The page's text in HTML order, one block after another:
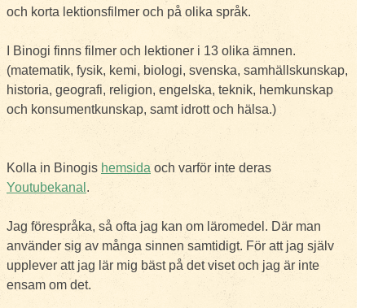
och korta lektionsfilmer och på olika språk.
I Binogi finns filmer och lektioner i 13 olika ämnen.
(matematik, fysik, kemi, biologi, svenska, samhällskunskap,
historia, geografi, religion, engelska, teknik, hemkunskap
och konsumentkunskap, samt idrott och hälsa.)
Kolla in Binogis hemsida och varför inte deras
Youtubekanal .
Jag förespråka, så ofta jag kan om läromedel. Där man
använder sig av många sinnen samtidigt. För att jag själv
upplever att jag lär mig bäst på det viset och jag är inte
ensam om det.